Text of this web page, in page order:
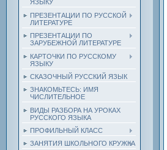
ЯЗЫКУ
ПРЕЗЕНТАЦИИ ПО РУССКОЙ
ЛИТЕРАТУРЕ
ПРЕЗЕНТАЦИИ ПО
ЗАРУБЕЖНОЙ ЛИТЕРАТУРЕ
КАРТОЧКИ ПО РУССКОМУ
ЯЗЫКУ
СКАЗОЧНЫЙ РУССКИЙ ЯЗЫК
ЗНАКОМЬТЕСЬ: ИМЯ
ЧИСЛИТЕЛЬНОЕ
ВИДЫ РАЗБОРА НА УРОКАХ
РУССКОГО ЯЗЫКА
ПРОФИЛЬНЫЙ КЛАСС
ЗАНЯТИЯ ШКОЛЬНОГО КРУЖКА